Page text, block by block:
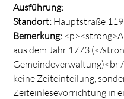
Ausführung:
Standort: Hauptstraße 119
Bemerkung:
aus dem Jahr 1773 (</
Gemeindeverwaltung)<br
keine Zeiteinteilung,
Zeiteinlesevorrichtung in